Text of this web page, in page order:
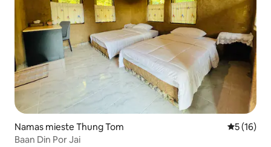
Namas mieste Thung Tom Vidutinis
5 (16)
Baan Din Por Jai